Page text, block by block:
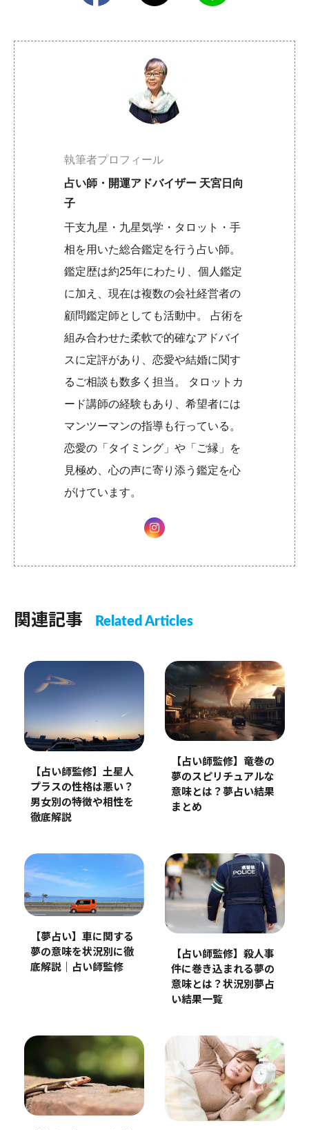
執筆者プロフィール
占い師・開運アドバイザー 天宮日向
子
干支九星・九星気学・タロット・手
相を用いた総合鑑定を行う占い師。
鑑定歴は約25年にわたり、個人鑑定
に加え、現在は複数の会社経営者の
顧問鑑定師としても活動中。 占術を
組み合わせた柔軟で的確なアドバイ
スに定評があり、恋愛や結婚に関す
るご相談も数多く担当。 タロットカ
ード講師の経験もあり、希望者には
マンツーマンの指導も行っている。
恋愛の「タイミング」や「ご縁」を
見極め、心の声に寄り添う鑑定を心
がけています。
関連記事 Related Articles
【占い師監修】土星人
プラスの性格は悪い？
男女別の特徴や相性を
徹底解説
【占い師監修】竜巻の
夢のスピリチュアルな
意味とは？夢占い結果
まとめ
【夢占い】車に関する
夢の意味を状況別に徹
底解説｜占い師監修
【占い師監修】殺人事
件に巻き込まれる夢の
意味とは？状況別夢占
い結果一覧